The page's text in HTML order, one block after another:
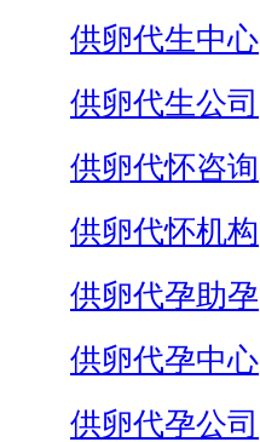
供卵代生中心
供卵代生公司
供卵代怀咨询
供卵代怀机构
供卵代孕助孕
供卵代孕中心
供卵代孕公司